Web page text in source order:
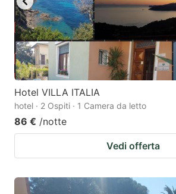
Hotel VILLA ITALIA
hotel · 2 Ospiti · 1 Camera da letto
86 € /notte
Vedi offerta